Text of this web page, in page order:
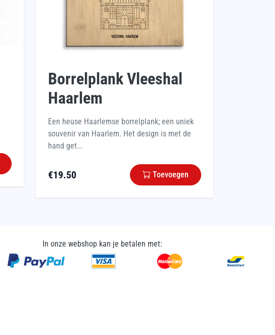
Borrelplank Vleeshal
Haarlem
Een heuse Haarlemse borrelplank; een uniek
souvenir van Haarlem. Het design is met de
hand get...
€19.50 Toevoegen
In onze webshop kan je betalen met: